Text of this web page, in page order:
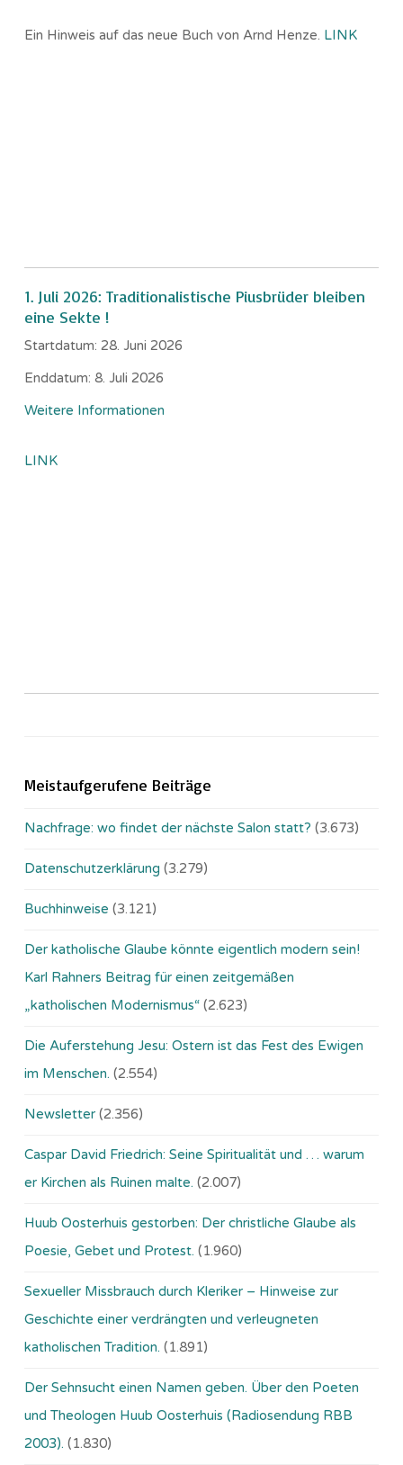
Ein Hinweis auf das neue Buch von Arnd Henze. LINK
1. Juli 2026: Traditionalistische Piusbrüder bleiben
eine Sekte !
Startdatum: 28. Juni 2026
Enddatum: 8. Juli 2026
Weitere Informationen
LINK
Meistaufgerufene Beiträge
Nachfrage: wo findet der nächste Salon statt? (3.673)
Datenschutzerklärung (3.279)
Buchhinweise (3.121)
Der katholische Glaube könnte eigentlich modern sein!
Karl Rahners Beitrag für einen zeitgemäßen
„katholischen Modernismus“ (2.623)
Die Auferstehung Jesu: Ostern ist das Fest des Ewigen
im Menschen. (2.554)
Newsletter (2.356)
Caspar David Friedrich: Seine Spiritualität und … warum
er Kirchen als Ruinen malte. (2.007)
Huub Oosterhuis gestorben: Der christliche Glaube als
Poesie, Gebet und Protest. (1.960)
Sexueller Missbrauch durch Kleriker – Hinweise zur
Geschichte einer verdrängten und verleugneten
katholischen Tradition. (1.891)
Der Sehnsucht einen Namen geben. Über den Poeten
und Theologen Huub Oosterhuis (Ra­dio­sen­dung RBB
2003). (1.830)